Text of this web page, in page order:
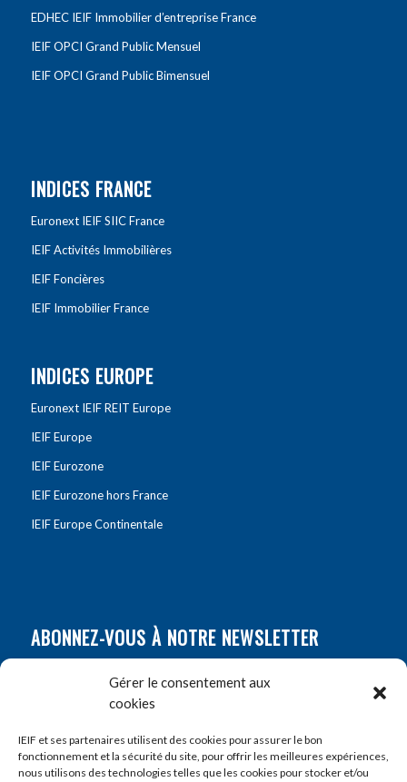
Gérer le consentement aux
cookies
IEIF et ses partenaires utilisent des cookies pour assurer le bon
fonctionnement et la sécurité du site, pour offrir les meilleures expériences,
nous utilisons des technologies telles que les cookies pour stocker et/ou
EDHEC IEIF Immobilier d’entreprise France
IEIF OPCI Grand Public Mensuel
IEIF OPCI Grand Public Bimensuel
INDICES FRANCE
Euronext IEIF SIIC France
IEIF Activités Immobilières
IEIF Foncières
IEIF Immobilier France
INDICES EUROPE
Euronext IEIF REIT Europe
IEIF Europe
IEIF Eurozone
IEIF Eurozone hors France
IEIF Europe Continentale
ABONNEZ-VOUS À NOTRE NEWSLETTER
Prénom*